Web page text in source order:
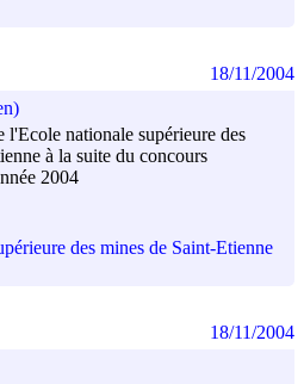
l'Ecole nationale supérieure des
à la suite du concours
2004
des mines de Saint-Etienne
18/11/2004
18/11/2004